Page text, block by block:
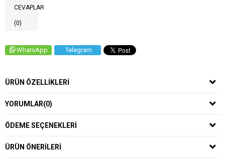
CEVAPLAR
(0)
WhatsApp Telegram
ÜRÜN ÖZELLIKLERI
YORUMLAR(0)
ÖDEME SEÇENEKLERI
ÜRÜN ÖNERILERI